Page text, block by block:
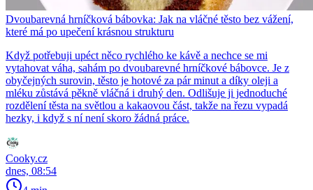
Dvoubarevná hrníčková bábovka: Jak na vláčné těsto bez vážení,
které má po upečení krásnou strukturu
Když potřebuji upéct něco rychlého ke kávě a nechce se mi
vytahovat váha, sahám po dvoubarevné hrníčkové bábovce. Je z
obyčejných surovin, těsto je hotové za pár minut a díky oleji a
mléku zůstává pěkně vláčná i druhý den. Odlišuje ji jednoduché
rozdělení těsta na světlou a kakaovou část, takže na řezu vypadá
hezky, i když s ní není skoro žádná práce.
Cooky.cz
dnes, 08:54